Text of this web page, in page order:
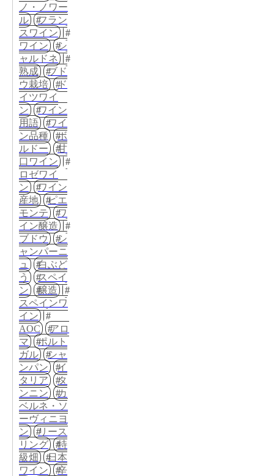
ノ・ノワー
ル
フラン
スワイン
ワイン
シ
ャルドネ
熟成
ブド
ウ栽培
ド
イツワイ
ン
ワイン
用語
ワイ
ン品種
ボ
ルドー
甘
口ワイン
ロゼワイ
ン
ワイン
産地
ピエ
モンテ
ワ
イン醸造
ブドウ
シ
ャンパーニ
ュ
白ぶど
う
スペイ
ン
醸造
スペインワ
イン
AOC
アロ
マ
ポルト
ガル
シャ
ンパン
イ
タリア
タ
ンニン
カ
ベルネ・ソ
ーヴィニヨ
ン
リース
リング
特
級畑
日本
ワイン
辛